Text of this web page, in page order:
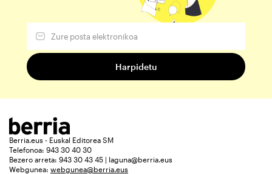
Berria.eus - Euskal Editorea SM
Telefonoa: 943 30 40 30
Bezero arreta: 943 30 43 45 | laguna@berria.eus
Webgunea: webgunea@berria.eus